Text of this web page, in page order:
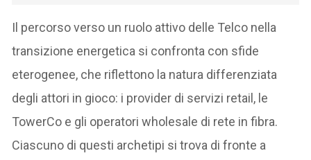
Il percorso verso un ruolo attivo delle Telco nella
transizione energetica si confronta con sfide
eterogenee, che riflettono la natura differenziata
degli attori in gioco: i provider di servizi retail, le
TowerCo e gli operatori wholesale di rete in fibra.
Ciascuno di questi archetipi si trova di fronte a